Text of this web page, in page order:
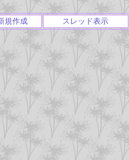
規作成 スレッド表示